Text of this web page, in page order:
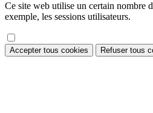
Ce site web utilise un certain nombre
exemple, les sessions utilisateurs.
Accepter tous cookies Refuser tous